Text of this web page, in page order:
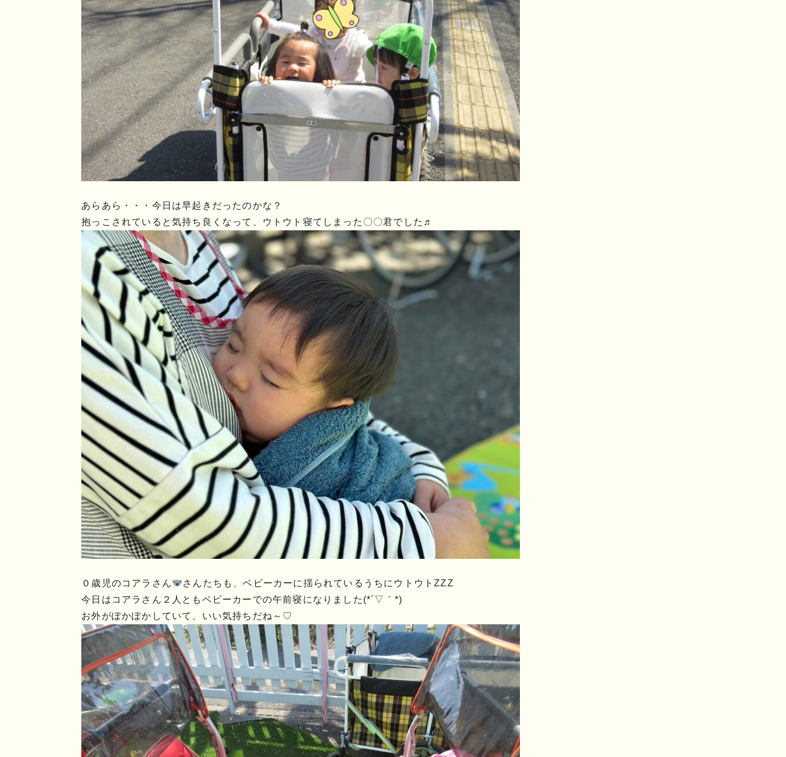
あらあら・・・今日は早起きだったのかな？
抱っこされていると気持ち良くなって、ウトウト寝てしまった〇〇君でした♬
０歳児のコアラさん
さんたちも、ベビーカーに揺られているうちにウトウトZZZ
今日はコアラさん２人ともベビーカーでの午前寝になりました(*´▽｀*)
お外がぽかぽかしていて、いい気持ちだね～♡